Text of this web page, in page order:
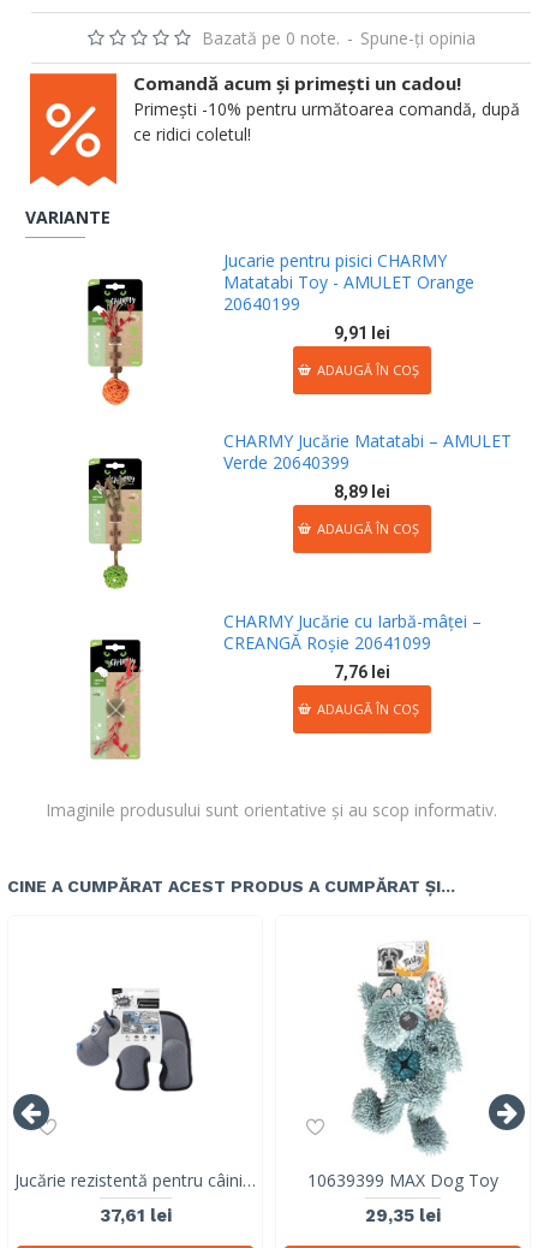
Bazată pe 0 note. - Spune-ţi opinia
VARIANTE
Jucarie pentru pisici CHARMY
Matatabi Toy - AMULET Orange
20640199
9,91 lei
ADAUGĂ ÎN COŞ
CHARMY Jucărie Matatabi – AMULET
Verde 20640399
8,89 lei
ADAUGĂ ÎN COŞ
CHARMY Jucărie cu Iarbă-mâței –
CREANGĂ Roșie 20641099
7,76 lei
ADAUGĂ ÎN COŞ
Imaginile produsului sunt orientative și au scop informativ.
Comandă acum și primești un cadou!
Primești -10% pentru următoarea comandă, după
ce ridici coletul!
CINE A CUMPĂRAT ACEST PRODUS A CUMPĂRAT ȘI...
Jucărie rezistentă pentru câini M-PETS MEGA Hippopotamus cu squeaker 10671499
37,61 lei
10639399 MAX Dog Toy
29,35 lei